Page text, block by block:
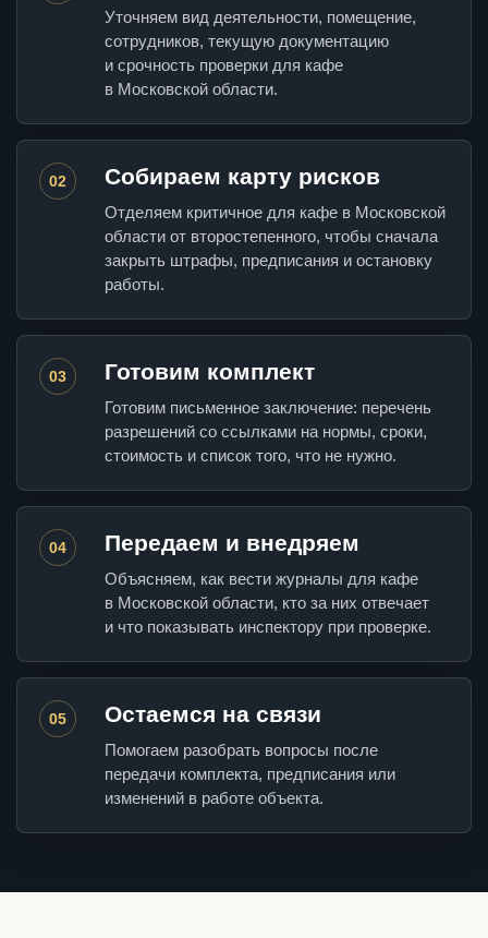
Уточняем вид деятельности, помещение,
сотрудников, текущую документацию
и срочность проверки для кафе
в Московской области.
02 Собираем карту рисков
Отделяем критичное для кафе в Московской
области от второстепенного, чтобы сначала
закрыть штрафы, предписания и остановку
работы.
03 Готовим комплект
Готовим письменное заключение: перечень
разрешений со ссылками на нормы, сроки,
стоимость и список того, что не нужно.
04 Передаем и внедряем
Объясняем, как вести журналы для кафе
в Московской области, кто за них отвечает
и что показывать инспектору при проверке.
05 Остаемся на связи
Помогаем разобрать вопросы после
передачи комплекта, предписания или
изменений в работе объекта.